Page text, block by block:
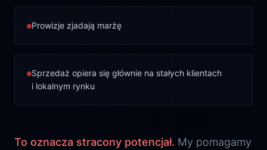
Prowizje zjadają marżę
Sprzedaż opiera się głównie na stałych klientach
i lokalnym rynku
To oznacza stracony potencjał. My pomagamy